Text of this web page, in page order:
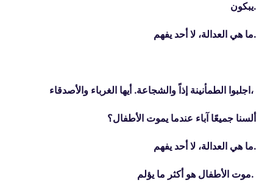
يبكون.
ما هي العدالة، لا أحد يفهم .
اجلبوا الطمأنينة إذاً والشجاعة. أيها الغرباء والأصدقاء،
ألسنا جميعًا آباء عندما يموت الأطفال؟
ما هي العدالة، لا أحد يفهم .
موت الأطفال هو أكثر ما يؤلم.